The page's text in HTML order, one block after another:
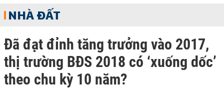
NHÀ ĐẤT
Đã đạt đỉnh tăng trưởng vào 2017,
thị trường BĐS 2018 có ‘xuống dốc’
theo chu kỳ 10 năm?